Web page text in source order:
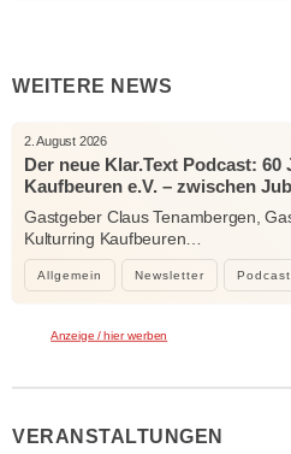
WEITERE NEWS
Allgemein Newsletter Podcast
2. August 2026
Der neue Klar.Text Podcast:
Kaufbeuren e.V. – zwischen
Kraft der Kultur
Gastgeber Claus Tenambergen,
Kulturring Kaufbeuren…
Anzeige / hier werben
VERANSTALTUNGEN